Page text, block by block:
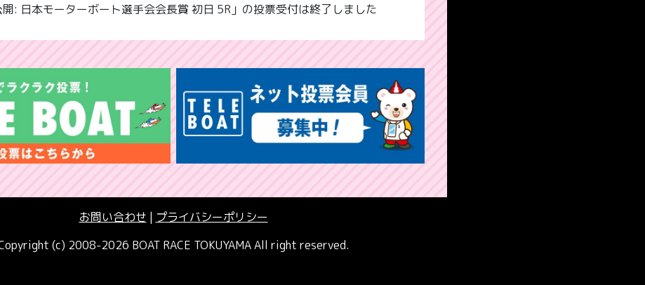
開: 日本モーターボート選手会会長賞 初日 5R」の投票受付は終了しました
お問い合わせ | プライバシーポリシー
(c) 2008-2026 BOAT RACE TOKUYAMA All right reserved.